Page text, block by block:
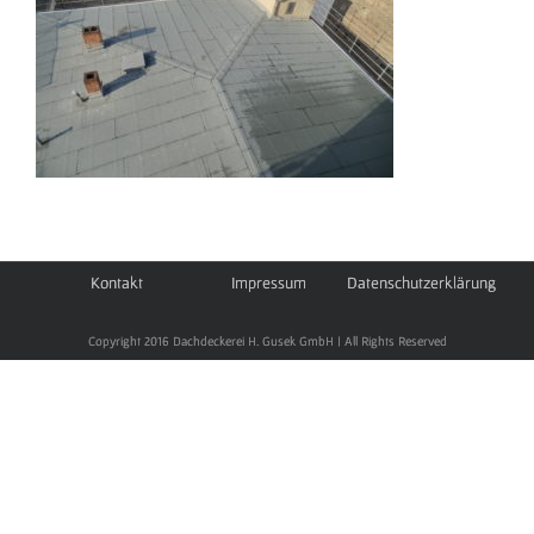
Datenschutzerklärung
Impressum
Kontakt
Copyright 2016 Dachdeckerei H. Gusek GmbH | All Rights Reserved